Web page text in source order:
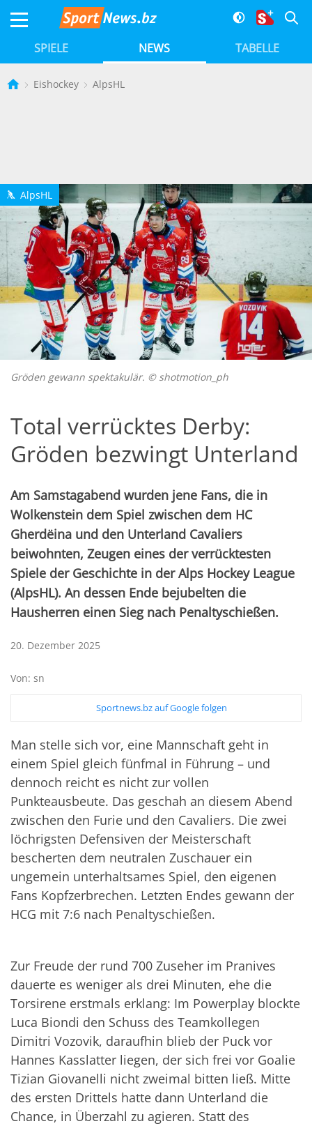
SPIELE NEWS TABELLE
Eishockey AlpsHL
h AlpsHL
Gröden gewann spektakulär. © shotmotion_ph
Total verrücktes Derby:
Gröden bezwingt Unterland
Am Samstagabend wurden jene Fans, die in
Wolkenstein dem Spiel zwischen dem HC
Gherdëina und den Unterland Cavaliers
beiwohnten, Zeugen eines der verrücktesten
Spiele der Geschichte in der Alps Hockey League
(AlpsHL). An dessen Ende bejubelten die
Hausherren einen Sieg nach Penaltyschießen.
20. Dezember 2025
Von: sn
Sportnews.bz auf Google folgen
Man stelle sich vor, eine Mannschaft geht in
einem Spiel gleich fünfmal in Führung – und
dennoch reicht es nicht zur vollen
Punkteausbeute. Das geschah an diesem Abend
zwischen den Furie und den Cavaliers. Die zwei
löchrigsten Defensiven der Meisterschaft
bescherten dem neutralen Zuschauer ein
ungemein unterhaltsames Spiel, den eigenen
Fans Kopfzerbrechen. Letzten Endes gewann der
HCG mit 7:6 nach Penaltyschießen.
Zur Freude der rund 700 Zuseher im Pranives
dauerte es weniger als drei Minuten, ehe die
Torsirene erstmals erklang: Im Powerplay blockte
Luca Biondi den Schuss des Teamkollegen
Dimitri Vozovik, daraufhin blieb der Puck vor
Hannes Kasslatter liegen, der sich frei vor Goalie
Tizian Giovanelli nicht zweimal bitten ließ. Mitte
des ersten Drittels hatte dann Unterland die
Chance, in Überzahl zu agieren. Statt des